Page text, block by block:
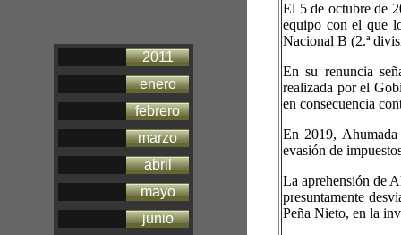
2011
enero
febrero
marzo
abril
mayo
junio
El 5 de octubre de
equipo con el que
Nacional B (2.ª
En su renuncia​
realizada por el
en consecuencia
En 2019,
evasión de
La aprehensión de
presuntamente
Peña Nieto, en la